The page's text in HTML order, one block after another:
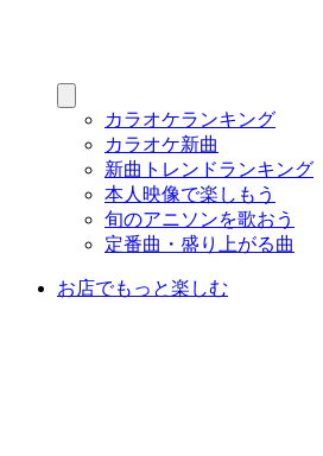
カラオケランキング
カラオケ新曲
新曲トレンドランキング
本人映像で楽しもう
旬のアニソンを歌おう
定番曲・盛り上がる曲
お店でもっと楽しむ